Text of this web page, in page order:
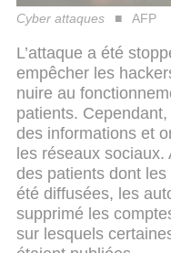
Cyber attaques AFP
L’attaque a été
empêcher les
nuire au
patients.
des informations et
les réseaux
des patients dont
été diffusées, les
supprimé les
sur lesquels